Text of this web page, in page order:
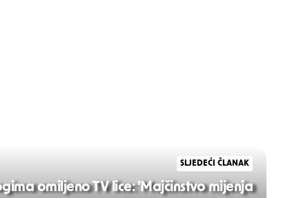
SLJEDEĆI ČLANAK
omiljeno TV lice: 'Majčinstvo mijenja